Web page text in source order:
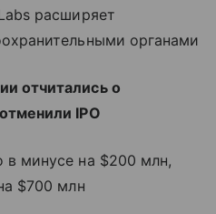
расширяет
органами
отчитались о
IPO
в минусе на $200 млн,
$700 млн